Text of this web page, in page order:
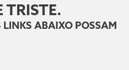
TRISTE.
LINKS ABAIXO POSSAM